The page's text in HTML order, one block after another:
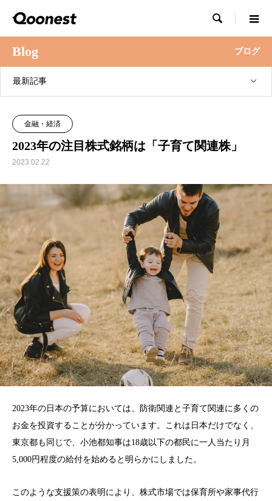

Blog ブログ
最新記事
金融・経済
2023年の注目株式銘柄は「子育て関連株」
2023.02.22
2023年の日本の予算においては、防衛関連と子育て関連に多くの
お金を投資することが分かっています。これは日本だけでなく、
東京都も同じで、小池都知事は18歳以下の都民に一人当たり月
5,000円程度の給付を始めると明らかにしました。
このような支援策の表明により、株式市場では保育所や家事代行